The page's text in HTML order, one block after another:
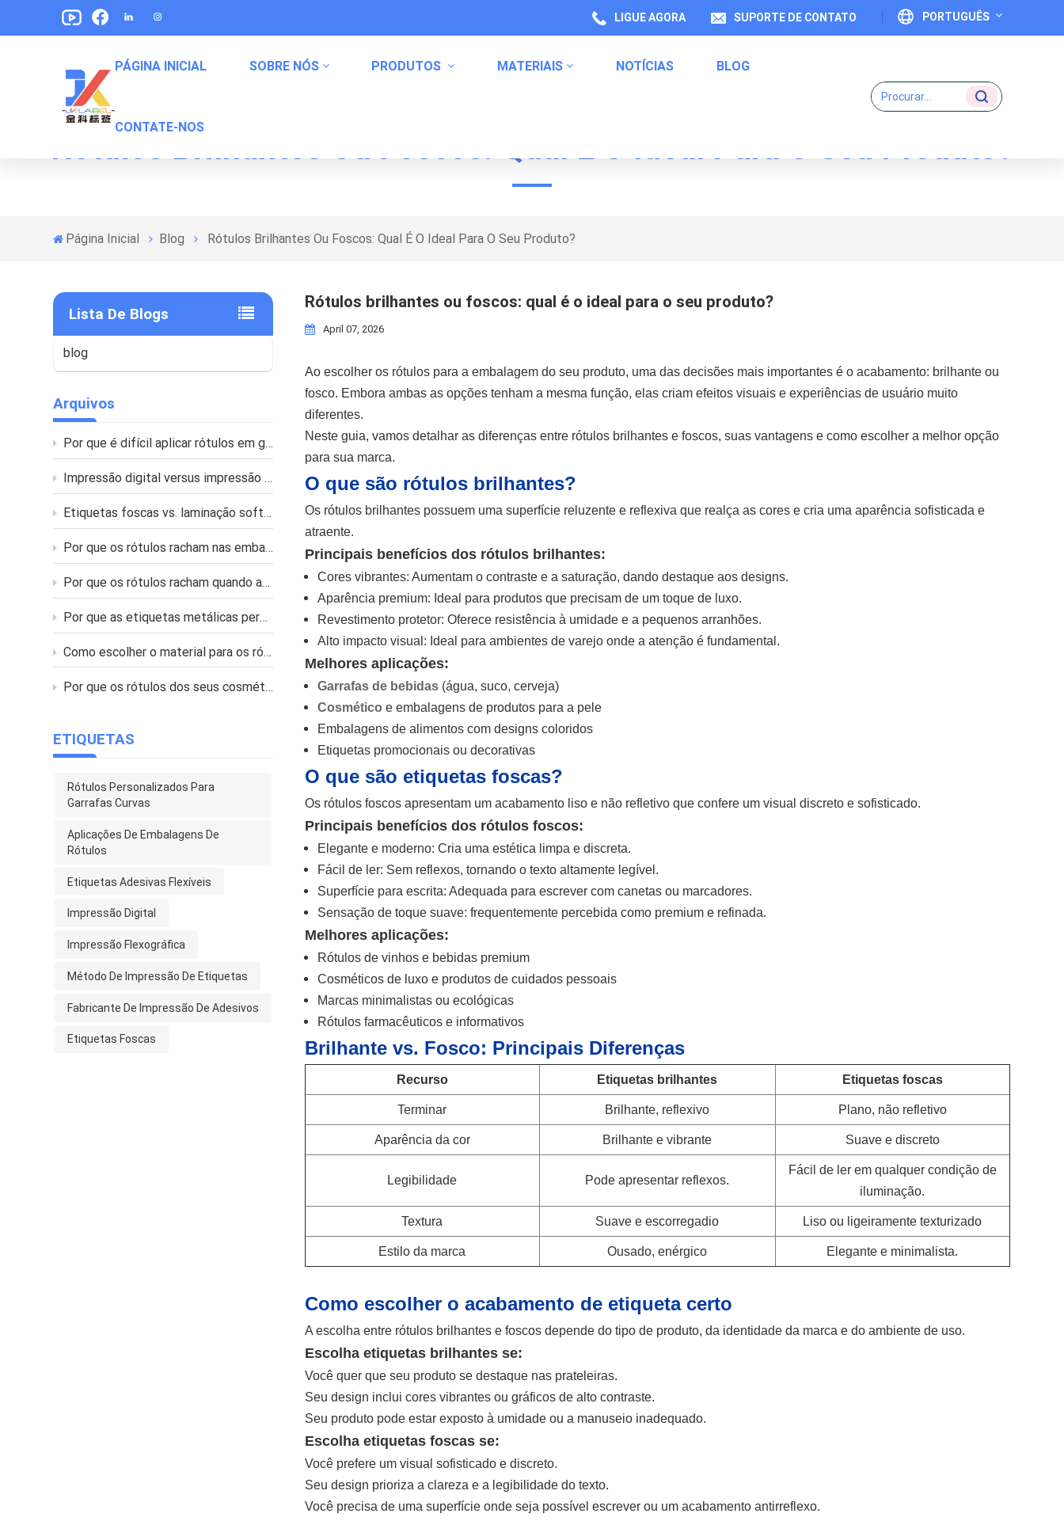
PORTUGUÊS
Deutsch
Indonesia
LIGUE AGORA SUPORTE DE CONTATO
PÁGINA INICIAL SOBRE NÓS PRODUTOS MATERIAIS NOTÍCIAS BLOG
CONTATE-NOS
Rótulos Brilhantes Ou Foscos: Qual É O Ideal Para O Seu Produto?
Página Inicial Blog Rótulos Brilhantes Ou Foscos: Qual É O Ideal Para O Seu Produto?
Lista De Blogs
blog
Arquivos
Por que é difícil aplicar rótulos em garrafas curvas?
Impressão digital versus impressão flexográfica para etiquetas personalizadas
Etiquetas foscas vs. laminação soft touch: qual a diferença?
Por que os rótulos racham nas embalagens flexíveis?
Por que os rótulos racham quando aplicados em frascos flexíveis?
Por que as etiquetas metálicas perdem o brilho após a impressão ou laminação?
Como escolher o material para os rótulos de frascos de produtos para pele oleosa?
Por que os rótulos dos seus cosméticos descolam em banheiros úmidos?
ETIQUETAS
Rótulos Personalizados Para
Garrafas Curvas
Aplicações De Embalagens De
Rótulos
Etiquetas Adesivas Flexíveis
Impressão Digital
Impressão Flexográfica
Método De Impressão De Etiquetas
Fabricante De Impressão De Adesivos
Etiquetas Foscas
Rótulos brilhantes ou foscos: qual é o ideal para o seu produto?
April 07, 2026
Ao escolher os rótulos para a embalagem do seu produto, uma das decisões mais importantes é o acabamento: brilhante ou
fosco. Embora ambas as opções tenham a mesma função, elas criam efeitos visuais e experiências de usuário muito
diferentes.
Neste guia, vamos detalhar as diferenças entre rótulos brilhantes e foscos, suas vantagens e como escolher a melhor opção
para sua marca.
O que são rótulos brilhantes?
Os rótulos brilhantes possuem uma superfície reluzente e reflexiva que realça as cores e cria uma aparência sofisticada e
atraente.
Principais benefícios dos rótulos brilhantes:
Cores vibrantes: Aumentam o contraste e a saturação, dando destaque aos designs.
Aparência premium: Ideal para produtos que precisam de um toque de luxo.
Revestimento protetor: Oferece resistência à umidade e a pequenos arranhões.
Alto impacto visual: Ideal para ambientes de varejo onde a atenção é fundamental.
Melhores aplicações:
Garrafas de bebidas(água, suco, cerveja)
Cosmético e embalagens de produtos para a pele
Embalagens de alimentos com designs coloridos
Etiquetas promocionais ou decorativas
O que são etiquetas foscas?
Os rótulos foscos apresentam um acabamento liso e não refletivo que confere um visual discreto e sofisticado.
Principais benefícios dos rótulos foscos:
Elegante e moderno: Cria uma estética limpa e discreta.
Fácil de ler: Sem reflexos, tornando o texto altamente legível.
Superfície para escrita: Adequada para escrever com canetas ou marcadores.
Sensação de toque suave: frequentemente percebida como premium e refinada.
Melhores aplicações:
Rótulos de vinhos e bebidas premium
Cosméticos de luxo e produtos de cuidados pessoais
Marcas minimalistas ou ecológicas
Rótulos farmacêuticos e informativos
Brilhante vs. Fosco: Principais Diferenças
Recurso Etiquetas brilhantes Etiquetas foscas
Terminar Brilhante, reflexivo Plano, não refletivo
Aparência da cor Brilhante e vibrante Suave e discreto
Legibilidade Pode apresentar reflexos.
Fácil de ler em qualquer condição de
iluminação.
Textura Suave e escorregadio Liso ou ligeiramente texturizado
Estilo da marca Ousado, enérgico Elegante e minimalista.
Como escolher o acabamento de etiqueta certo
A escolha entre rótulos brilhantes e foscos depende do tipo de produto, da identidade da marca e do ambiente de uso.
Escolha etiquetas brilhantes se:
Você quer que seu produto se destaque nas prateleiras.
Seu design inclui cores vibrantes ou gráficos de alto contraste.
Seu produto pode estar exposto à umidade ou a manuseio inadequado.
Escolha etiquetas foscas se:
Você prefere um visual sofisticado e discreto.
Seu design prioriza a clareza e a legibilidade do texto.
Você precisa de uma superfície onde seja possível escrever ou um acabamento antirreflexo.